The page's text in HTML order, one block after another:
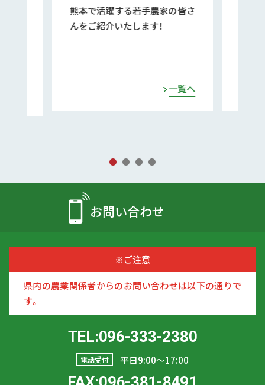
熊本で活躍する若手農家の皆さ
んをご紹介いたします！
お問い合わせ
※ご注意
県内の農業関係者からのお問い合わせは以下の通りで
す。
TEL:096-333-2380
電話受付 平日9:00〜17:00